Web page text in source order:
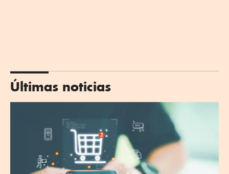
Últimas noticias